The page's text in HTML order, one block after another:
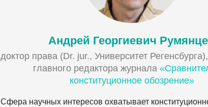
Андрей Георгиевич
доктор права (Dr. jur., Университет
главного редактора журнала
конституционное обозрение»
Сфера научных интересов охватывает